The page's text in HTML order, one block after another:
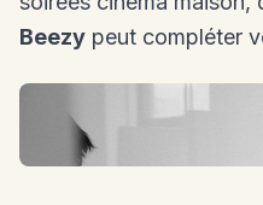
Beezy peut compléter